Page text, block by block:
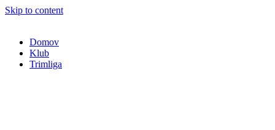
Skip to content
Domov
Klub
Trimliga